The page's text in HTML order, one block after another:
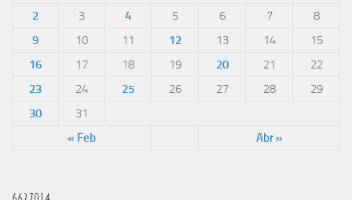
« Feb Abr »
2
3 4 5 6 7
8
9
10 11 12 13 14
15
16
17 18 19 20 21
22
23
24 25 26 27 28
29
30
31